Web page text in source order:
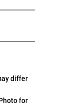
differ
for